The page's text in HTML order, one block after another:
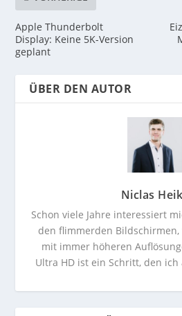
Apple Thunderbolt
Display: Keine 5K-Version
geplant
ÜBER DEN AUTOR
Niclas
Schon viele Jahre interessiert
den flimmerden
mit immer höheren
Ultra HD ist ein Schritt, den